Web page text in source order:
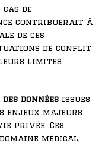
de
contribuerait à
de ces
de conflit
leurs limites
données issues
enjeux majeurs
privée. Ces
médical,